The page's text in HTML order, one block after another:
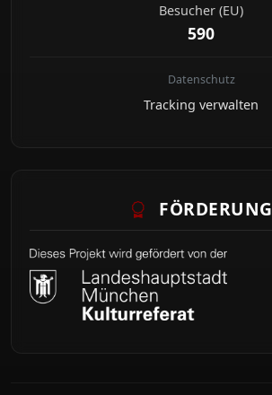
Besucher (EU)
590
Datenschutz
Tracking verwalten
FÖRDERUNG